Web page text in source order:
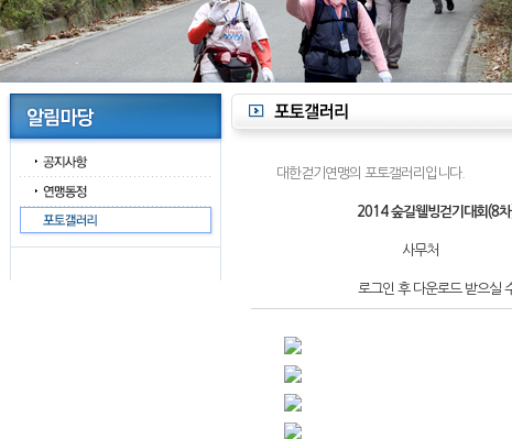
대한걷기연맹의 포토갤러리입니다.
2014 숲길웰빙걷기대회(8
사무처
로그인 후 다운로드 받으실